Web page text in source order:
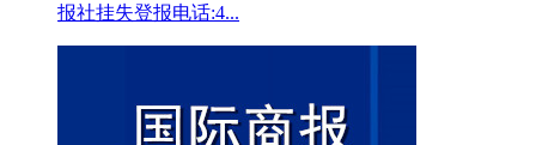
报社挂失登报电话:4...